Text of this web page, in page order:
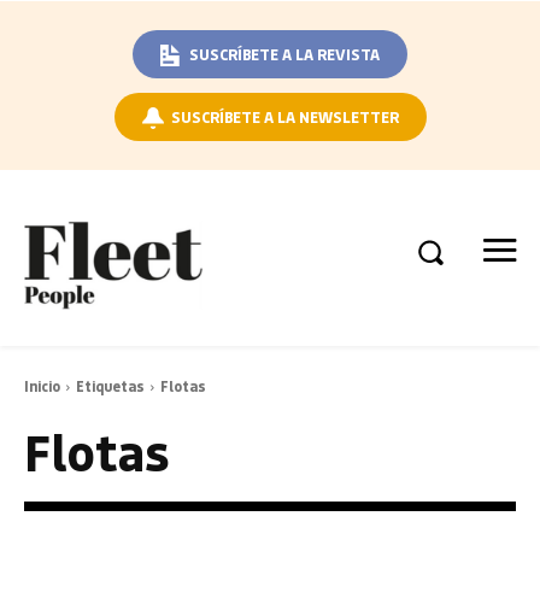
SUSCRÍBETE A LA REVISTA
SUSCRÍBETE A LA NEWSLETTER
Inicio Etiquetas Flotas
Flotas